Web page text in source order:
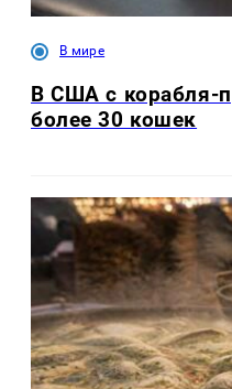
В мире
В США с корабля-
более 30 кошек